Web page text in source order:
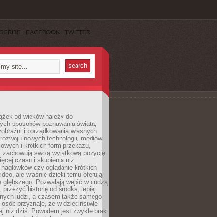
FACEBOOK TWITTER
od wieków należy do
sposobów poznawania świata,
i porządkowania własnych
nowych technologii, mediów
i krótkich form przekazu,
zachowują swoją wyjątkową pozycję.
czasu i skupienia niż
czy oglądanie krótkich
ale właśnie dzięki temu oferują
głębszego. Pozwalają wejść w cudzą
przeżyć historię od środka, lepiej
ludzi, a czasem także samego
osób przyznaje, że w dzieciństwie
niż dziś. Powodem jest zwykle brak